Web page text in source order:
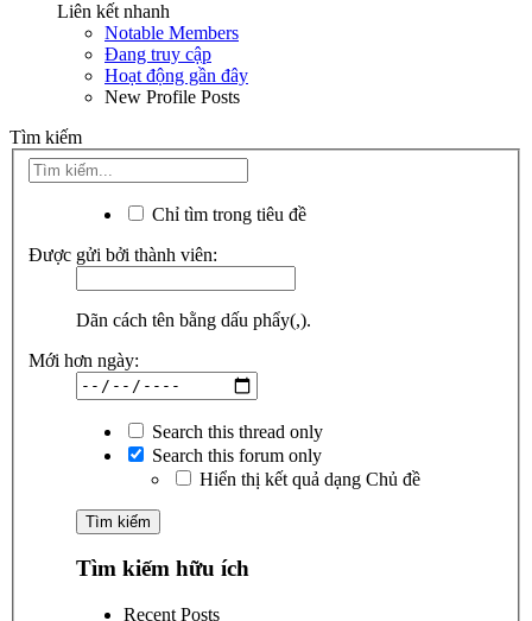
Liên kết nhanh
Notable Members
Đang truy cập
Hoạt động gần đây
New Profile Posts
Tìm kiếm
Chỉ tìm trong tiêu đề
Được gửi bởi thành viên:
Dãn cách tên bằng dấu phẩy(,).
Mới hơn ngày:
Search this thread only
Search this forum only
Hiển thị kết quả dạng Chủ đề
Tìm kiếm hữu ích
Recent Posts